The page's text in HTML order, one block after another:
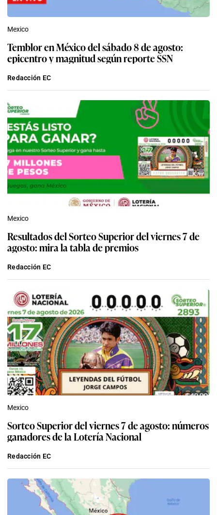
Mexico
Temblor en México del sábado 8 de agosto:
epicentro y magnitud según reporte SSN
Redacción EC
Mexico
Resultados del Sorteo Superior del viernes 7 de
agosto: mira la tabla de premios
Redacción EC
Mexico
Sorteo Superior del viernes 7 de agosto: números
ganadores de la Lotería Nacional
Redacción EC